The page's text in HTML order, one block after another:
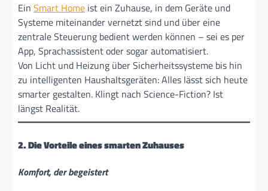
Ein Smart Home ist ein Zuhause, in dem Geräte und
Systeme miteinander vernetzt sind und über eine
zentrale Steuerung bedient werden können – sei es per
App, Sprachassistent oder sogar automatisiert.
Von Licht und Heizung über Sicherheitssysteme bis hin
zu intelligenten Haushaltsgeräten: Alles lässt sich heute
smarter gestalten. Klingt nach Science-Fiction? Ist
längst Realität.
2. Die Vorteile eines smarten Zuhauses
Komfort, der begeistert